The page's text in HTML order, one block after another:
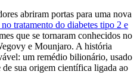
abriram portas para uma nova
tratamento do diabetes tipo 2 e
que se tornaram conhecidos no
e Mounjaro. A história
um remédio bilionário, usado
de sua origem científica ligada ao